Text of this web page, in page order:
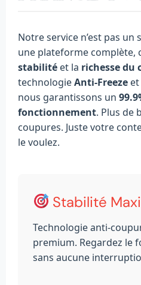
Notre service n’est pas un
une plateforme complète,
stabilité et la richesse du
technologieAnti-Freeze
nous garantissons un
fonctionnement. Plus de
coupures. Juste votre
le voulez.
Stabilité
Technologie anti-
premium. Regardez le
sans aucune